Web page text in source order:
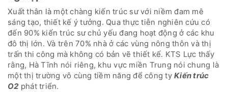
Xuất thân là một chàng kiến trúc sư với niềm đam mê
sáng tạo, thiết kế ý tưởng. Qua thực tiễn nghiên cứu có
đến 90% kiến trúc sư chủ yếu đang hoạt động ở các khu
đô thị lớn. Và trên 70% nhà ở các vùng nông thôn và thị
trấn thi công mà không có bản vẽ thiết kế. KTS Lực thấy
rằng, Hà Tĩnh nói riêng, khu vực miền Trung nói chung là
một thị trường vô cùng tiềm năng để công ty Kiến trúc
O2 phát triển.